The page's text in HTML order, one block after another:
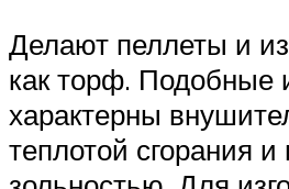
Делают пеллеты и
как торф. Подобные
характерны
теплотой сгорания